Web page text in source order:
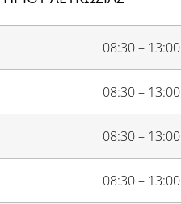
08:30 – 13:00
08:30 – 13:00
08:30 – 13:00
08:30 – 13:00